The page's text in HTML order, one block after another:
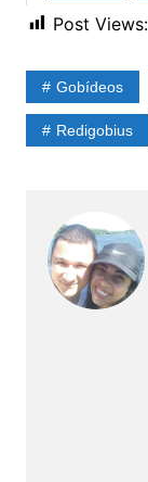
Post Views:
Gobídeos
Redigobius